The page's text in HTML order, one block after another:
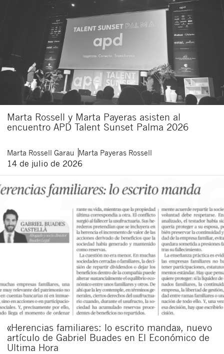
Marta Rossell y Marta Payeras asisten al
encuentro APD Talent Sunset Palma 2026
Marta Rossell Garau Marta Payeras Rossell
14 de julio de 2026
«Herencias familiares: lo escrito manda», nuevo
artículo de Gabriel Buades en El Económico de
Ultima Hora